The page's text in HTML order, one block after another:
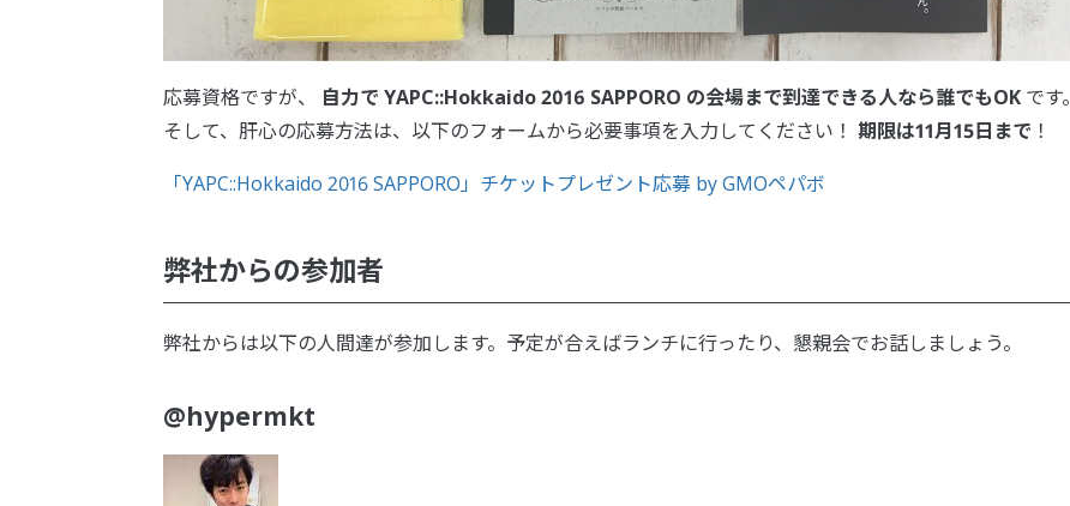
応募資格ですが、 自力で YAPC::Hokkaido 2016 SAPPORO の会場まで到達できる人なら誰でもOK です。
そして、肝心の応募方法は、以下のフォームから必要事項を入力してください！ 期限は11月15日まで ！
「YAPC::Hokkaido 2016 SAPPORO」チケットプレゼント応募 by GMOペパボ
弊社からの参加者
弊社からは以下の人間達が参加します。予定が合えばランチに行ったり、懇親会でお話しましょう。
@hypermkt